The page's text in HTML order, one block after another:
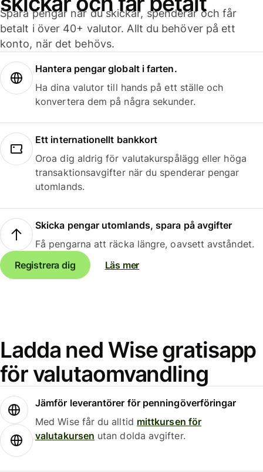
Spara pengar när du skickar, spenderar och får
betalt i över 40+ valutor. Allt du behöver på ett
konto, när det behövs.
Hantera pengar globalt i farten.
Ha dina valutor till hands på ett ställe och
konvertera dem på några sekunder.
Ett internationellt bankkort
Oroa dig aldrig för valutakurspålägg eller höga
transaktionsavgifter när du spenderar pengar
utomlands.
Skicka pengar utomlands, spara på avgifter
Få pengarna att räcka längre, oavsett avståndet.
Registrera dig
Läs mer
Ladda ned Wise gratisapp
för valutaomvandling
Jämför leverantörer för penningöverföringar
Med Wise får du alltid mittkursen för
valutakursen utan dolda avgifter.